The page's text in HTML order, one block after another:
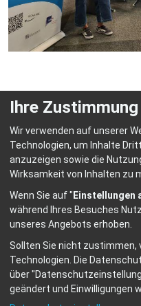
© HEP Fachschulen für
Home Kontakt
Barrierefreiheit
Anmelden
Ihre
Wir verwenden auf unserer
Technologien, um Inhalte
anzuzeigen sowie die
Wirksamkeit von Inhalten zu
Wenn Sie auf " Einstellungen
während Ihres Besuches
unseres Angebots erhoben.
Sollten Sie nicht zustimmen,
Technologien. Die
über
geändert und Einwilligungen